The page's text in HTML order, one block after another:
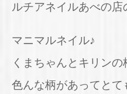
ルチアネイルあべの店
マニマルネイル♪
くまちゃんとキリン
色んな柄があってとて